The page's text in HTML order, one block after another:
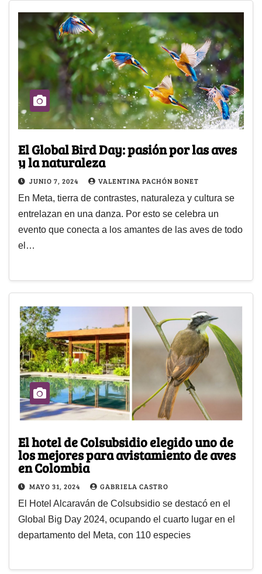
El Global Bird Day: pasión por las aves
y la naturaleza
JUNIO 7, 2024 VALENTINA PACHÓN BONET
En Meta, tierra de contrastes, naturaleza y cultura se
entrelazan en una danza. Por esto se celebra un
evento que conecta a los amantes de las aves de todo
el…
El hotel de Colsubsidio elegido uno de
los mejores para avistamiento de aves
en Colombia
MAYO 31, 2024 GABRIELA CASTRO
El Hotel Alcaraván de Colsubsidio se destacó en el
Global Big Day 2024, ocupando el cuarto lugar en el
departamento del Meta, con 110 especies